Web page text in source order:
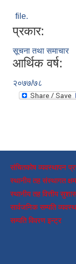
file.
प्रकार:
सूचना तथा समाचार
आर्थिक वर्ष:
२०७७/७८
संचितकोष व्यवस्थापन
स्थानीय तह संस्थागत
स्थानीय तह वित्तीय
सार्वजनिक सम्पति
सम्पति विवरण इन्ट्र